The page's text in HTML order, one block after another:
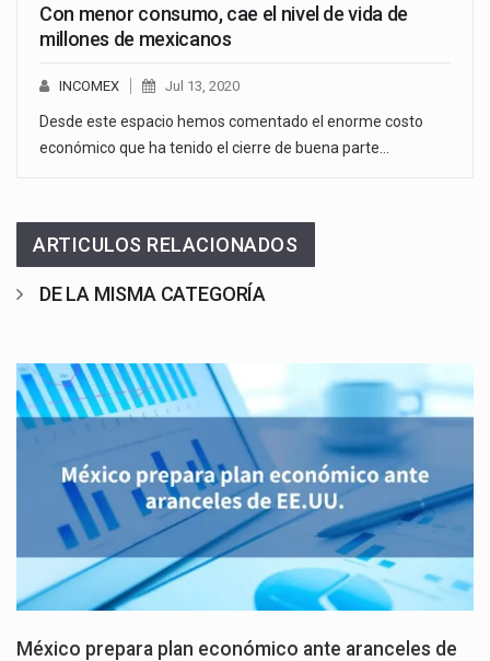
Con menor consumo, cae el nivel de vida de
millones de mexicanos
INCOMEX Jul 13, 2020
Desde este espacio hemos comentado el enorme costo
económico que ha tenido el cierre de buena parte…
ARTICULOS RELACIONADOS
DE LA MISMA CATEGORÍA
México prepara plan económico ante aranceles de